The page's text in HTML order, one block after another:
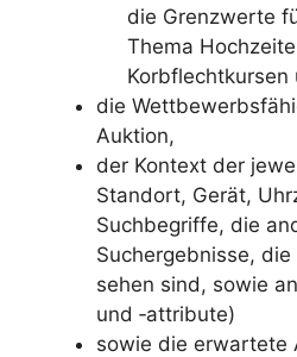
die Grenzwerte
Thema
Korbflechtkursen
die
Auktion,
der Kontext der
Standort, Gerät,
Suchbegriffe, die
Suchergebnisse,
sehen sind, sowie
und ‑attribute)
sowie die erwartete